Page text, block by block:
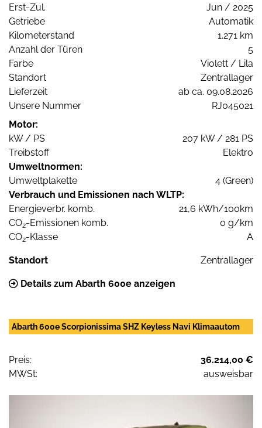
Erst-Zul.
Jun / 2025
Getriebe
Automatik
Kilometerstand
1.271 km
Anzahl der Türen
5
Farbe
Violett / Lila
Standort
Zentrallager
Lieferzeit
ab ca. 09.08.2026
Unsere Nummer
RJ045021
Motor:
kW / PS
207 kW / 281 PS
Treibstoff
Elektro
Umweltnormen:
Umweltplakette
4 (Green)
Verbrauch und Emissionen nach WLTP:
Energieverbr. komb.
21,6 kWh/100km
CO2-Emissionen komb.
0 g/km
CO2-Klasse A
Standort Zentrallager
Details zum Abarth 600e anzeigen
Abarth 600e Scorpionissima SHZ Keyless Navi Klimaautom
Preis:
36.214,00 €
MWSt:
ausweisbar